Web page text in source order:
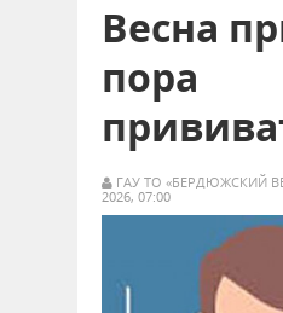
Весна
пора
ГАУ ТО «БЕРДЮЖСКИЙ
2026, 07:00